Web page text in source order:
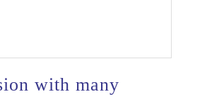
with many